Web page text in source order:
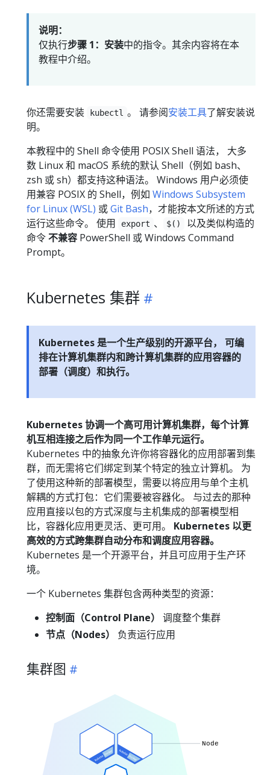
说明：
仅执行步骤 1：安装中的指令。其余内容将在本
教程中介绍。
你还需要安装 kubectl 。 请参阅安装工具了解安装说
明。
本教程中的 Shell 命令使用 POSIX Shell 语法， 大多
数 Linux 和 macOS 系统的默认 Shell（例如 bash、
zsh 或 sh）都支持这种语法。 Windows 用户必须使
用兼容 POSIX 的 Shell，例如 Windows Subsystem
for Linux (WSL) 或Git Bash，才能按本文所述的方式
运行这些命令。 使用
export 、 $()
以及类似构造的
命令不兼容 PowerShell 或 Windows Command
Prompt。
Kubernetes 集群
Kubernetes 是一个生产级别的开源平台， 可编
排在计算机集群内和跨计算机集群的应用容器的
部署（调度）和执行。
Kubernetes 协调一个高可用计算机集群，每个计算
机互相连接之后作为同一个工作单元运行。
Kubernetes 中的抽象允许你将容器化的应用部署到集
群，而无需将它们绑定到某个特定的独立计算机。 为
了使用这种新的部署模型，需要以将应用与单个主机
解耦的方式打包：它们需要被容器化。 与过去的那种
应用直接以包的方式深度与主机集成的部署模型相
比，容器化应用更灵活、更可用。 Kubernetes 以更
高效的方式跨集群自动分布和调度应用容器。
Kubernetes 是一个开源平台，并且可应用于生产环
境。
一个 Kubernetes 集群包含两种类型的资源：
控制面（Control Plane）
调度整个集群
节点（Nodes）
负责运行应用
集群图